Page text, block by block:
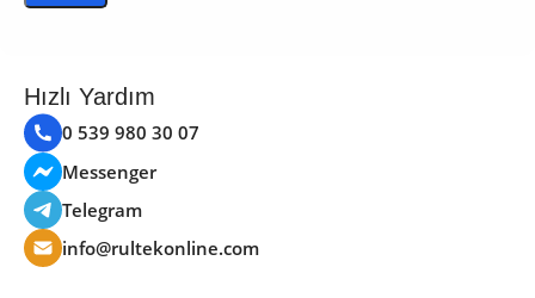
Hızlı Yardım
0 539 980 30 07
Messenger
Telegram
info@rultekonline.com